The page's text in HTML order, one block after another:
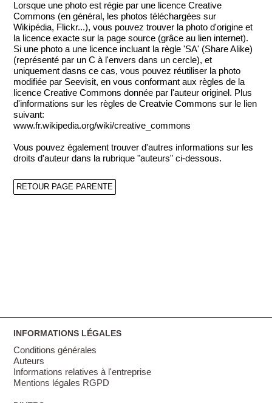
Lorsque une photo est régie par une licence Creative
Commons (en général, les photos téléchargées sur
Wikipédia, Flickr...), vous pouvez trouver la photo d'origine et
la licence exacte sur la page source (grâce au lien internet).
Si une photo a une licence incluant la règle 'SA' (Share Alike)
(représenté par un C à l'envers dans un cercle), et
uniquement dasns ce cas, vous pouvez réutiliser la photo
modifiée par Seevisit, en vous conformant aux règles de la
licence Creative Commons donnée par l'auteur originel. Plus
d'informations sur les règles de Creatvie Commons sur le lien
suivant:
www.fr.wikipedia.org/wiki/creative_commons
Vous pouvez également trouver d'autres informations sur les
droits d'auteur dans la rubrique "auteurs" ci-dessous.
RETOUR PAGE PARENTE
INFORMATIONS LÉGALES
Conditions générales
Auteurs
Informations relatives à l'entreprise
Mentions légales RGPD